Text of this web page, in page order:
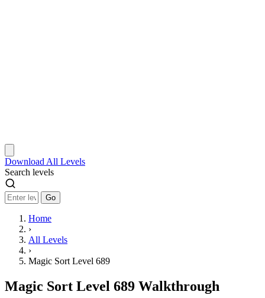
Download All Levels
Search levels
Go
Home
›
All Levels
›
Magic Sort Level 689
Magic Sort Level 689 Walkthrough